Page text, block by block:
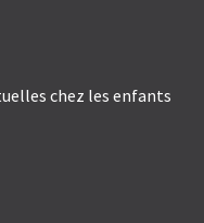
chez les enfants